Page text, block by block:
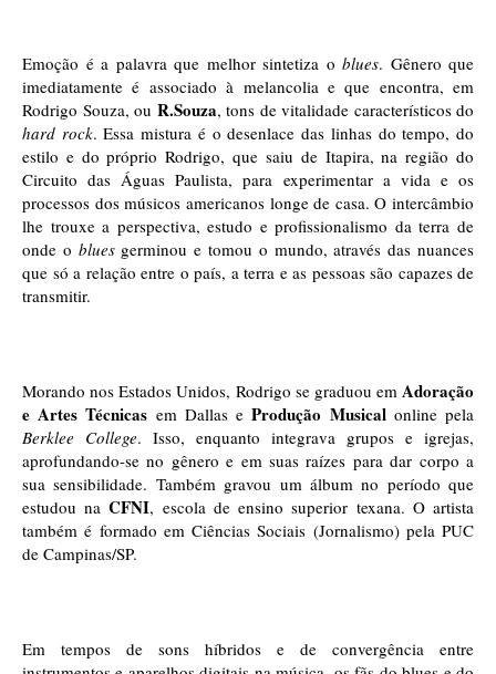
Emoção é a palavra que melhor sintetiza o blues. Gênero que
imediatamente é associado à melancolia e que encontra, em
Rodrigo Souza, ou R.Souza
hard rock. Essa mistura é o desenlace das linhas do tempo, do
estilo e do próprio Rodrigo, que saiu de Itapira, na região do
Circuito das Águas Paulista, para experimentar a vida e os
processos dos músicos americanos longe de casa. O intercâmbio
lhe trouxe a perspectiva, estudo e profissionalismo da terra de
onde o blues germinou e tomou o mundo, através das nuances
que só a relação entre o país, a terra e as pessoas são capazes de
transmitir.
Morando nos Estados Unidos, Rodrigo se graduou em Adoração
e Artes Técnicas em Dallas e Produção Musical
Berklee College. Isso, enquanto integrava grupos e igrejas,
aprofundando-se no gênero e em suas raízes para dar corpo a
sua sensibilidade. Também gravou um álbum no período que
estudou na CFNI, escola de ensino superior texana. O artista
também é formado em Ciências Sociais (Jornalismo) pela PUC
de Campinas/SP.
Em tempos de sons híbridos e de convergência entre